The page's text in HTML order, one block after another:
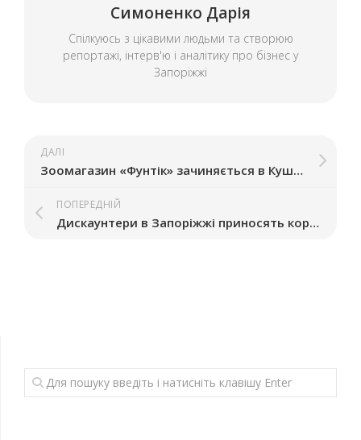
Симоненко Дарія
Спілкуюсь з цікавими людьми та створюю
репортажі, інтерв'ю і аналітику про бізнес у
Запоріжжі
ДАЛІ
Зоомагазин «Фунтік» зачиняється в Кушугумі
ПОПЕРЕДНІЙ
Дискаунтери в Запоріжжі приносять користь економіці, – маркетолог